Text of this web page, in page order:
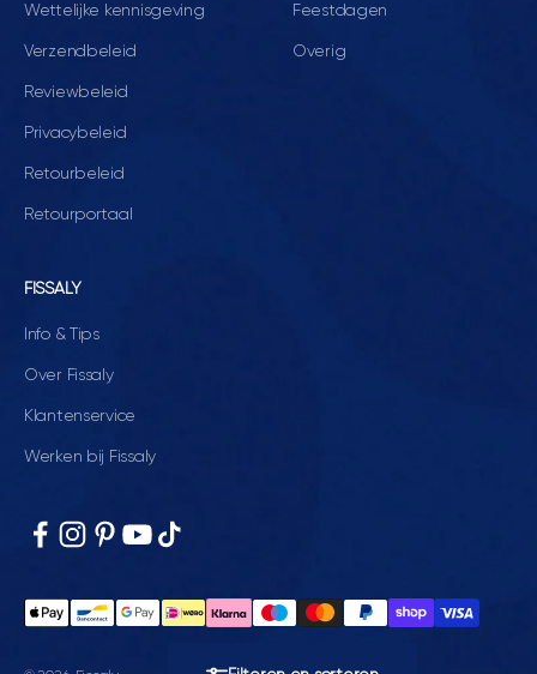
Wettelijke kennisgeving
Verzendbeleid
Reviewbeleid
Privacybeleid
Retourbeleid
Retourportaal
Feestdagen
Overig
FISSALY
Info & Tips
Over Fissaly
Klantenservice
Werken bij Fissaly